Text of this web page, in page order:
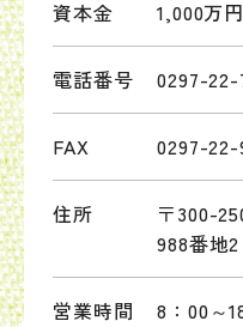
資本金 1,000万円
電話番号 0297-
FAX 0297-22-
住所
〒300-
988番地2
営業時間 8：00～